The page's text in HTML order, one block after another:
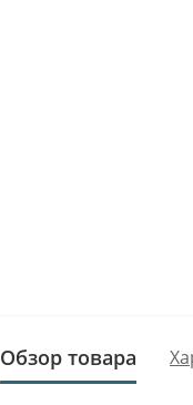
Обзор товара